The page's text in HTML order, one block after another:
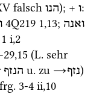
falsch הנו); + ו
4Q219 1,13; ואנה
i,2
29,15 (L.
הנזף u. zu →נזף)
frg. 3-4 ii,10